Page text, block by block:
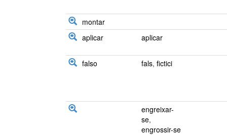
montar
aplicar
aplicar
falso fals, fictici
engreixar-
se,
engrossir-se